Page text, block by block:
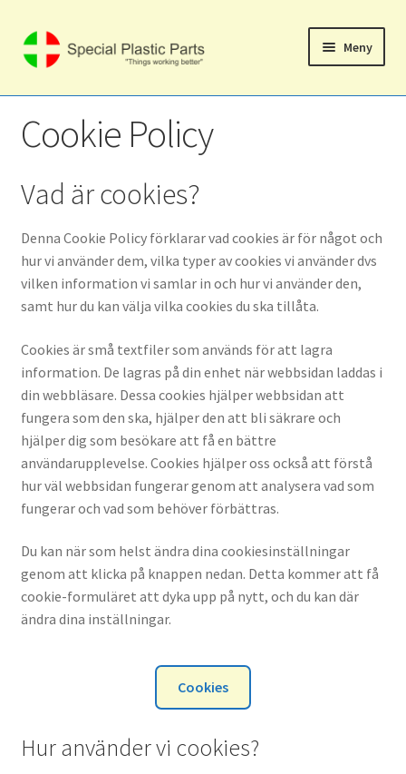
Hoppa
till
Hoppa
till
Meny
English
Hem
Butik
Varukorg
Kassa
Support
Nedladdningar
Kunder utanför EU
Köpvillkor
Cookie Policy
Vad är cookies?
Denna Cookie Policy förklarar vad cookies är för något och
hur vi använder dem, vilka typer av cookies vi använder dvs
vilken information vi samlar in och hur vi använder den,
samt hur du kan välja vilka cookies du ska tillåta.
Cookies är små textfiler som används för att lagra
information. De lagras på din enhet när webbsidan laddas i
din webbläsare. Dessa cookies hjälper webbsidan att
fungera som den ska, hjälper den att bli säkrare och
hjälper dig som besökare att få en bättre
användarupplevelse. Cookies hjälper oss också att förstå
hur väl webbsidan fungerar genom att analysera vad som
fungerar och vad som behöver förbättras.
Du kan när som helst ändra dina cookiesinställningar
genom att klicka på knappen nedan. Detta kommer att få
cookie-formuläret att dyka upp på nytt, och du kan där
ändra dina inställningar.
Cookies
Hur använder vi cookies?